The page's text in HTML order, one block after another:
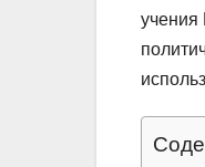
учения